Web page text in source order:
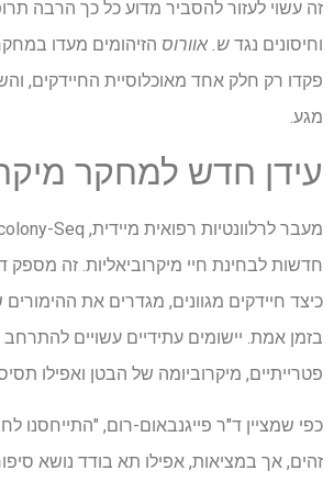
זה עשוי לעזור להסביר מדוע כל כך הרבה
וחיסונים נגד ש. אוורוס הזיהומים מעדו
פקדו רק חלק אחד מאוכלוסיית החיידקים,
מגע.
עידן חדש למחקר
חדשות לבחינת חיי מיקרוביאליות. זה מספק
כיצד חיידקים מגוונים, מגדרים את
בזמן אמת. יישומים עתידיים עשויים להתרחב
פטרייתיים, מיקרוביומה של הבטן ואפילו
כפי שמציין ד"ר פייגנבאום-רום, "התייחסנו
זהים, אך במציאות, אפילו תא בודד נושא